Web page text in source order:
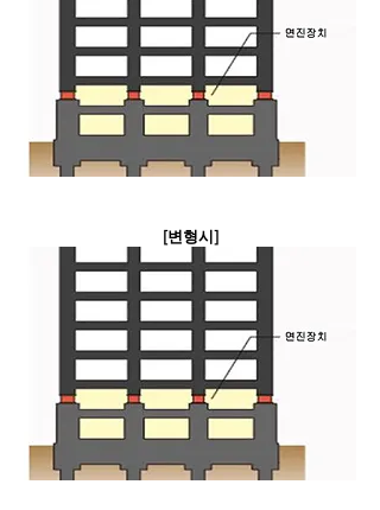
[변형시]